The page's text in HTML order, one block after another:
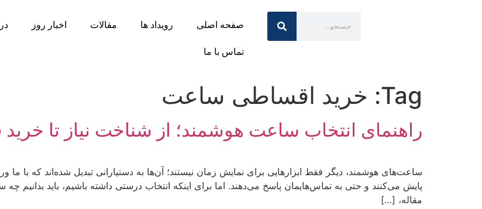
صفحه اصلی رویداد ها مقالات اخبار روز
تماس با ما
Tag: خرید اقساطی ساعت
راهنمای انتخاب ساعت هوشمند؛ از شناخت نیاز تا
ساعت‌های هوشمند، دیگر فقط ابزارهایی برای نمایش زمان نیستند؛ آن‌ها به دستیارانی تبدیل شده‌اند که با
پایش می‌کنند و حتی به تماس‌هایمان پاسخ می‌دهند. اما برای اینکه انتخاب درستی داشته باشیم، باید
مقاله، […]